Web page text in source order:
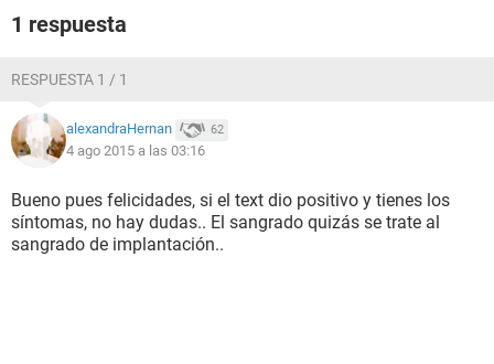
1 respuesta
RESPUESTA 1 / 1
alexandraHernan 62
4 ago 2015 a las 03:16
Bueno pues felicidades, si el text dio positivo y tienes los
síntomas, no hay dudas.. El sangrado quizás se trate al
sangrado de implantación..